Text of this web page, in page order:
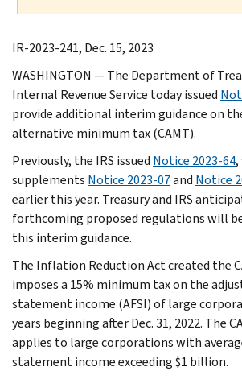
IR-2023-241, Dec. 15, 2023
WASHINGTON — The Department of
Internal Revenue Service today issued
provide additional interim guidance on
alternative minimum tax (CAMT).
Previously, the IRS issued Notice 2023-64,
supplements Notice 2023-07and Notice
earlier this year. Treasury and IRS
forthcoming proposed regulations will
this interim guidance.
The Inflation Reduction Act created the
imposes a 15% minimum tax on the
statement income (AFSI) of large
years beginning after Dec. 31, 2022. The
applies to large corporations with
statement income exceeding $1 billion.